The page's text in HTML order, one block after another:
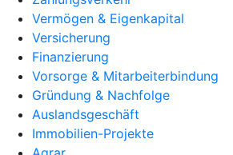
Vermögen & Eigenkapital
Versicherung
Finanzierung
Vorsorge & Mitarbeiterbindung
Gründung & Nachfolge
Auslandsgeschäft
Immobilien-Projekte